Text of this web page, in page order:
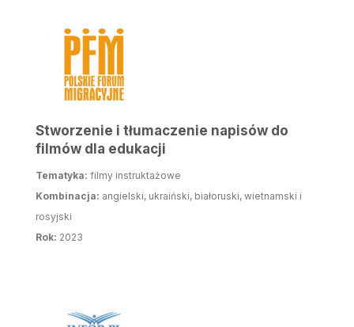
Stworzenie i tłumaczenie napisów do
filmów dla edukacji
Tematyka: filmy instruktażowe
Kombinacja: angielski, ukraiński, białoruski, wietnamski i
rosyjski
Rok: 2023